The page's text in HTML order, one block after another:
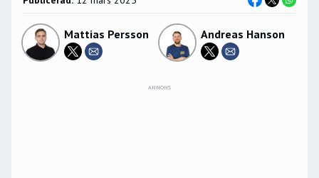
Mattias Persson Andreas Hanson
ANNONS